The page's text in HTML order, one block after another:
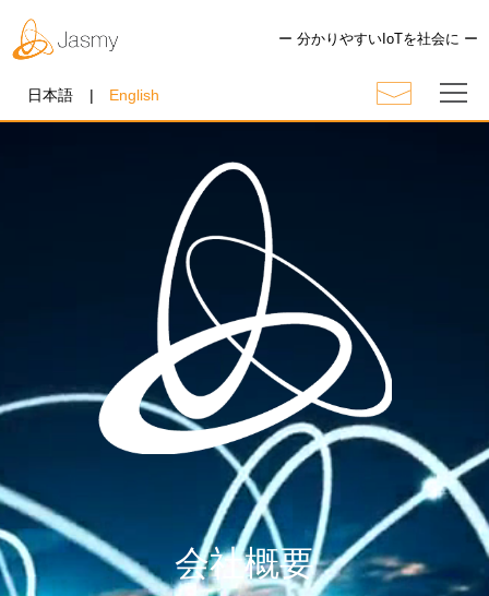
ー 分かりやすいIoTを社会に ー
日本語 English
会社概要